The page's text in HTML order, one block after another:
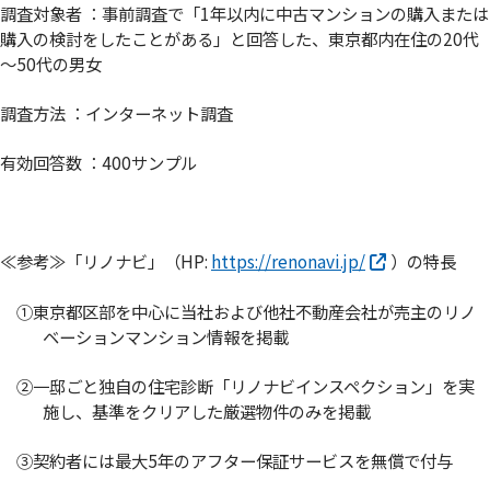
調査対象者 ：事前調査で「1年以内に中古マンションの購入または
購入の検討をしたことがある」と回答した、東京都内在住の20代
～50代の男女
調査方法 ：インターネット調査
有効回答数 ：400サンプル
≪参考≫「リノナビ」（HP: https://renonavi.jp/ ）の特長
①東京都区部を中心に当社および他社不動産会社が売主のリノ
ベーションマンション情報を掲載
②一邸ごと独自の住宅診断「リノナビインスペクション」を実
施し、基準をクリアした厳選物件のみを掲載
③契約者には最大5年のアフター保証サービスを無償で付与